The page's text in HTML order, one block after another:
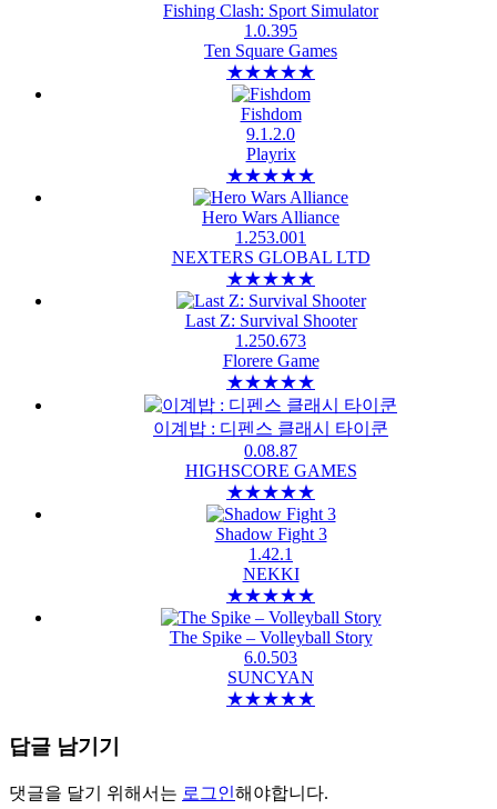
Fishing Clash: Sport Simulator
1.0.395
Ten Square Games
★★★★★
Fishdom
9.1.2.0
Playrix
★★★★★
Hero Wars Alliance
1.253.001
NEXTERS GLOBAL LTD
★★★★★
Last Z: Survival Shooter
1.250.673
Florere Game
★★★★★
이계밥 : 디펜스 클래시 타이쿤
0.08.87
HIGHSCORE GAMES
★★★★★
Shadow Fight 3
1.42.1
NEKKI
★★★★★
The Spike – Volleyball Story
6.0.503
SUNCYAN
★★★★★
답글 남기기
댓글을 달기 위해서는 로그인해야합니다.